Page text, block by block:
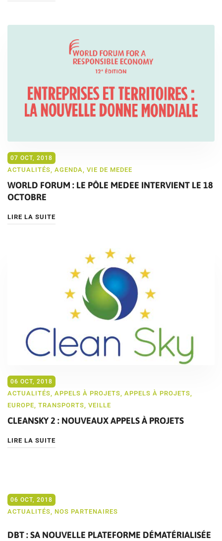
07 OCT, 2018
ACTUALITÉS, AGENDA, VIE DE MEDEE
WORLD FORUM : LE PÔLE MEDEE INTERVIENT LE 18
OCTOBRE
LIRE LA SUITE
06 OCT, 2018
ACTUALITÉS, APPELS À PROJETS, APPELS À PROJETS,
EUROPE, TRANSPORTS, VEILLE
CLEANSKY 2 : NOUVEAUX APPELS À PROJETS
LIRE LA SUITE
06 OCT, 2018
ACTUALITÉS, NOS PARTENAIRES
DBT : SA NOUVELLE PLATEFORME DÉMATÉRIALISÉE